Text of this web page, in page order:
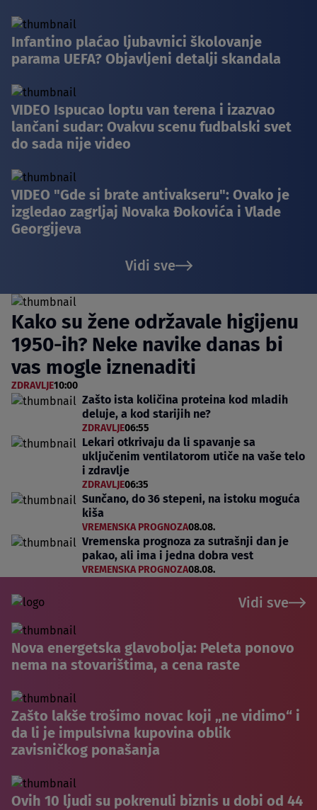
Infantino plaćao ljubavnici školovanje
parama UEFA? Objavljeni detalji skandala
VIDEO Ispucao loptu van terena i izazvao
lančani sudar: Ovakvu scenu fudbalski svet
do sada nije video
VIDEO "Gde si brate antivakseru": Ovako je
izgledao zagrljaj Novaka Đokovića i Vlade
Georgijeva
Vidi sve
Kako su žene održavale higijenu
1950-ih? Neke navike danas bi
vas mogle iznenaditi
ZDRAVLJE10:00
Zašto ista količina proteina kod mladih
deluje, a kod starijih ne?
ZDRAVLJE06:55
Lekari otkrivaju da li spavanje sa
uključenim ventilatorom utiče na vaše telo
i zdravlje
ZDRAVLJE06:35
Sunčano, do 36 stepeni, na istoku moguća
kiša
VREMENSKA PROGNOZA08.08.
Vremenska prognoza za sutrašnji dan je
pakao, ali ima i jedna dobra vest
VREMENSKA PROGNOZA08.08.
Vidi sve
Nova energetska glavobolja: Peleta ponovo
nema na stovarištima, a cena raste
Zašto lakše trošimo novac koji „ne vidimo“ i
da li je impulsivna kupovina oblik
zavisničkog ponašanja
Ovih 10 ljudi su pokrenuli biznis u dobi od 44